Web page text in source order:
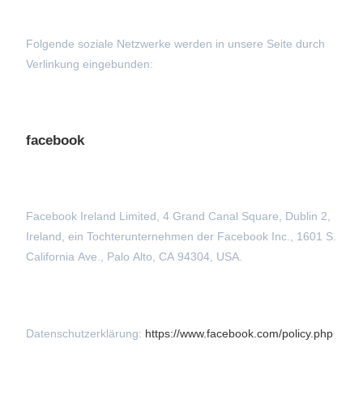
Folgende soziale Netzwerke werden in unsere Seite durch
Verlinkung eingebunden:
facebook
Facebook Ireland Limited, 4 Grand Canal Square, Dublin 2,
Ireland, ein Tochterunternehmen der Facebook Inc., 1601 S.
California Ave., Palo Alto, CA 94304, USA.
Datenschutzerklärung: https://www.facebook.com/policy.php